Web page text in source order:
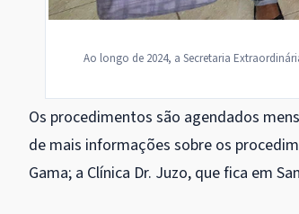
Ao longo de 2024, a Secretaria
Os procedimentos são agendados
de mais informações sobre os
Gama; a Clínica Dr. Juzo, que fica em